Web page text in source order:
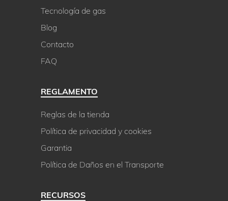
Tecnología de gas
Blog
Contacto
FAQ
REGLAMENTO
Reglas de la tienda
Política de privacidad y cookies
Garantia
Política de Daños en el Transporte
RECURSOS